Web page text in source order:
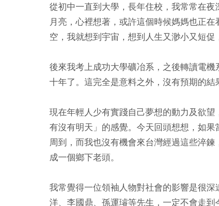
從初中一直到大學，長年住校，我常常在
月亮，心裡想著，或許這個時候媽媽也正
空，我就想到宇宙，想到人生又渺小又短促
後來我考上成功大學礦冶系，之後轉讀電
十年了。這完全是意料之外，沒有預期的結
現在年輕人少有實踐自己夢想的動力及欲
有沒有明天」的感覺。今天回頭想想，如
周到，而我也沒有機會來台灣經過這些淬
成一個鄉下老頭。
我常覺得一位領袖人物對社會的影響是很
洋、李國鼎、孫運璿等先生，一定不會走到